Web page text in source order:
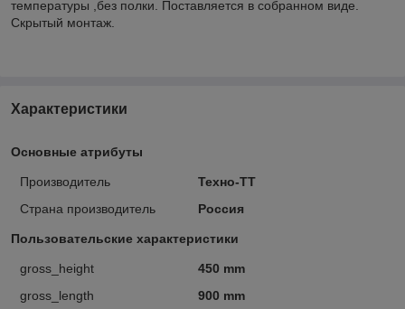
температуры ,без полки. Поставляется в собранном виде.
Скрытый монтаж.
Характеристики
Основные атрибуты
Производитель
Техно-ТТ
Страна производитель
Россия
Пользовательские характеристики
gross_height
450 mm
gross_length
900 mm